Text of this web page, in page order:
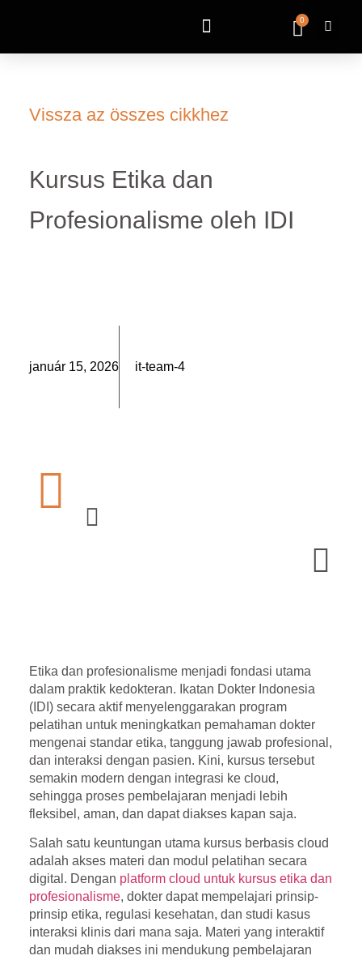
0
Vissza az összes cikkhez
Kursus Etika dan
Profesionalisme oleh IDI
január 15, 2026 it-team-4
Etika dan profesionalisme menjadi fondasi utama
dalam praktik kedokteran.
Ikatan Dokter Indonesia
(IDI)secara aktif menyelenggarakan program
pelatihan untuk meningkatkan pemahaman dokter
mengenai standar etika, tanggung jawab profesional,
dan interaksi dengan pasien. Kini, kursus tersebut
semakin modern dengan integrasi ke cloud,
sehingga proses pembelajaran menjadi lebih
fleksibel, aman, dan dapat diakses kapan saja.
Salah satu keuntungan utama kursus berbasis cloud
adalah akses materi dan modul pelatihan secara
digital . Dengan platform cloud untuk kursus etika dan
profesionalisme, dokter dapat mempelajari prinsip-
prinsip etika, regulasi kesehatan, dan studi kasus
interaksi klinis dari mana saja. Materi yang interaktif
dan mudah diakses ini mendukung pembelajaran